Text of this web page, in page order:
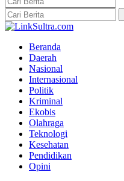
Beranda
Daerah
Nasional
Internasional
Politik
Kriminal
Ekobis
Olahraga
Teknologi
Kesehatan
Pendidikan
Opini